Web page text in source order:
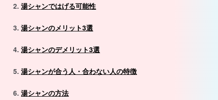
湯シャンではげる可能性
湯シャンのメリット3選
湯シャンのデメリット3選
湯シャンが合う人・合わない人の特徴
湯シャンの方法